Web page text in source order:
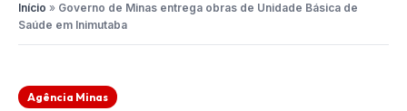
Início » Governo de Minas entrega obras de Unidade Básica de
Saúde em Inimutaba
Agência Minas